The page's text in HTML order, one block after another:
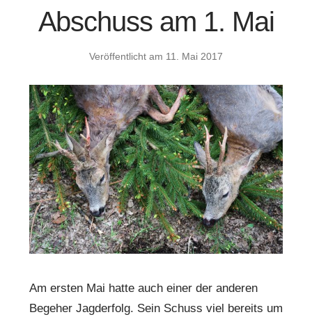
Abschuss am 1. Mai
Veröffentlicht am 11. Mai 2017
Am ersten Mai hatte auch einer der anderen
Begeher Jagderfolg. Sein Schuss viel bereits um